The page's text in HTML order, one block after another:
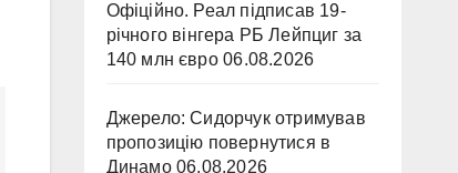
Офіційно. Реал підписав 19-
річного вінгера РБ Лейпциг за
140 млн євро 06.08.2026
Джерело: Сидорчук отримував
пропозицію повернутися в
Динамо 06.08.2026